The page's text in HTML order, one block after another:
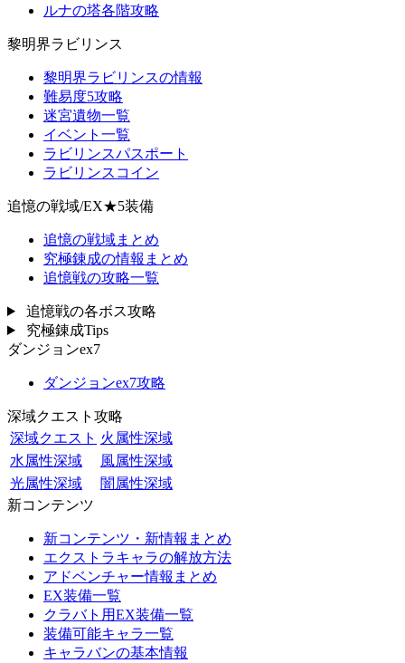
ルナの塔各階攻略
黎明界ラビリンス
黎明界ラビリンスの情報
難易度5攻略
迷宮遺物一覧
イベント一覧
ラビリンスパスポート
ラビリンスコイン
追憶の戦域/EX★5装備
追憶の戦域まとめ
究極錬成の情報まとめ
追憶戦の攻略一覧
追憶戦の各ボス攻略
究極錬成Tips
ダンジョンex7
ダンジョンex7攻略
深域クエスト攻略
深域クエスト 火属性深域
水属性深域
風属性深域
光属性深域
闇属性深域
新コンテンツ
新コンテンツ・新情報まとめ
エクストラキャラの解放方法
アドベンチャー情報まとめ
EX装備一覧
クラバト用EX装備一覧
装備可能キャラ一覧
キャラバンの基本情報